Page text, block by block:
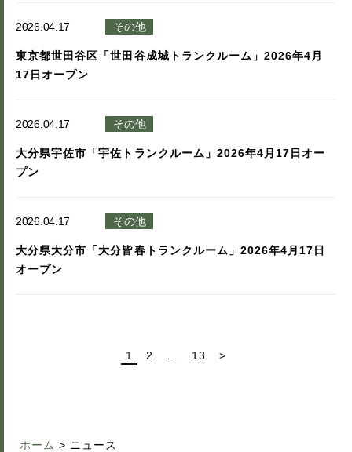
2026.04.17 その他
東京都世田谷区「世田谷成城トランクルーム」2026年4月
17日オープン
2026.04.17 その他
大分県宇佐市「宇佐トランクルーム」2026年4月17日オー
プン
2026.04.17 その他
大分県大分市「大分皆春トランクルーム」2026年4月17日
オープン
1 2 13 >
ホーム > ニュース